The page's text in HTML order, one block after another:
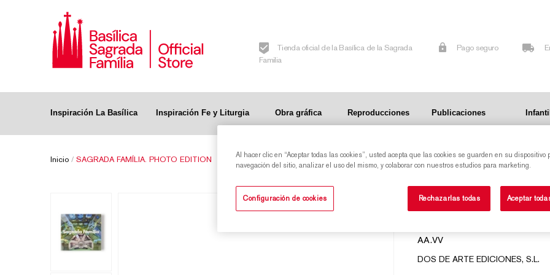
Tienda oficial de la Basílica de la Sagrada
Familia
Pago seguro
Inspiración La Basílica Inspiración Fe y Liturgia Obra gráfica Reproducciones Publicaciones Infantil
Inicio / SAGRADA FAMÍLIA. PHOTO EDITION
SAGRADA
AA.VV
DOS DE ARTE EDICIONES, S.L.
Al hacer clic en “Aceptar todas las cookies”, usted acepta que las cookies se guarden en su dispositivo
navegación del sitio, analizar el uso del mismo, y colaborar con nuestros estudios para marketing.
Configuración de cookies Rechazarlas todas Aceptar